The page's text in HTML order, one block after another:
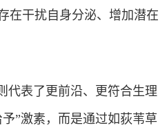
在干扰自身分泌、增加潜在
代表了更前沿、更符合生理
”激素，而是通过如荻苇草